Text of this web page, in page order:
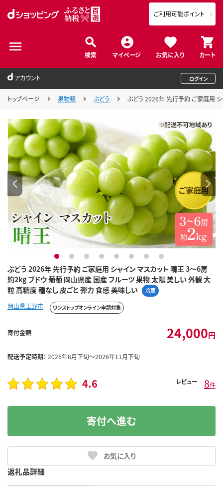
検索 マイページ お気に入り カート
ご利用可能ポイント
アカウント ログイン
トップページ 果物類 ぶどう ぶどう 2026年 先行予約 ご家庭用
ぶどう 2026年 先行予約 ご家庭用 シャイン マスカット 晴王 3～6房
約2kg ブドウ 葡萄 岡山県産 国産 フルーツ 果物 太陽 美しい 外観 大
粒 高糖度 種なし 皮ごと 弾力 食感 美味しい
冷蔵
1 2 3 4 5 6 7 8
岡山県玉野市 ワンストップオンライン申請対象
寄付金額 24,000円
配送予定時期： 2026年8月下旬～2026年11月下旬
4.6 レビュー 8件
お気に入り
寄付へ進む
返礼品詳細